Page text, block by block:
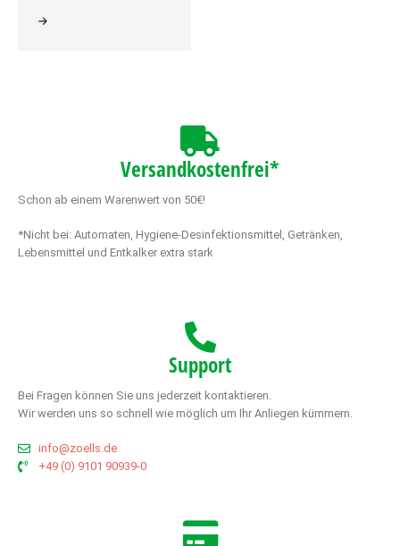
Versandkostenfrei*
Schon ab einem Warenwert von 50€!
*Nicht bei: Automaten, Hygiene-Desinfektionsmittel, Getränken,
Lebensmittel und Entkalker extra stark
Support
Bei Fragen können Sie uns jederzeit kontaktieren.
Wir werden uns so schnell wie möglich um Ihr Anliegen kümmern.
info@zoells.de
+49 (0) 9101 90939-0